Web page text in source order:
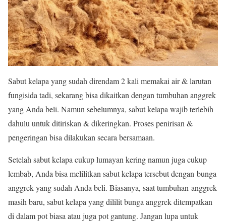
Sabut kelapa yang sudah direndam 2 kali memakai air & larutan
fungisida tadi, sekarang bisadikaitkandengan tumbuhananggrek
yangAnda beli. Namun sebelumnya, sabut kelapawajibterlebih
dahulu untuk ditiriskan&dikeringkan. Proses penirisan&
pengeringanbisadilakukan secara bersamaan.
Setelah sabut kelapa cukup lumayan kering namun juga cukup
lembab, Anda bisa melilitkan sabut kelapa tersebut dengan bunga
anggrek yang sudah Anda beli. Biasanya, saat tumbuhan anggrek
masih baru, sabut kelapa yang dililit bunga anggrek ditempatkan
di dalam pot biasa atau juga pot gantung. Jangan lupa untuk